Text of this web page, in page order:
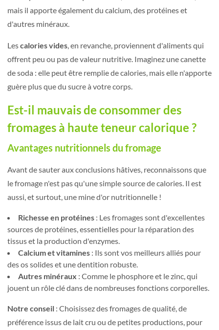
mais il apporte également du calcium, des protéines et
d'autres minéraux.
Lescalories vides , en revanche, proviennent d'aliments qui
offrent peu ou pas de valeur nutritive. Imaginez une canette
de soda : elle peut être remplie de calories, mais elle n'apporte
guère plus que du sucre à votre corps.
Est-il mauvais de consommer des
fromages à haute teneur calorique ?
Avantages nutritionnels du fromage
Avant de sauter aux conclusions hâtives, reconnaissons que
le fromage n'est pas qu'une simple source de calories. Il est
aussi, et surtout, une mine d'or nutritionnelle !
Richesse en protéines : Les fromages sont d'excellentes
sources de protéines, essentielles pour la réparation des
tissus et la production d'enzymes.
Calcium et vitamines : Ils sont vos meilleurs alliés pour
des os solides et une dentition robuste.
Autres minéraux : Comme le phosphore et le zinc, qui
jouent un rôle clé dans de nombreuses fonctions corporelles.
Notre conseil : Choisissez des fromages de qualité, de
préférence issus de lait cru ou de petites productions, pour